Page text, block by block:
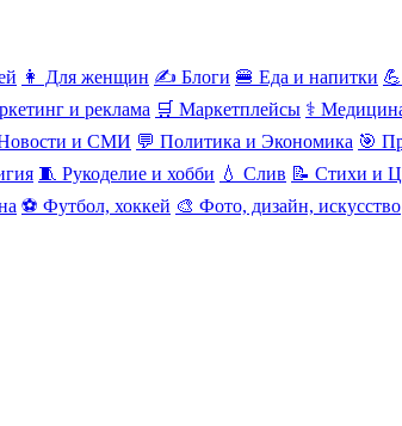
👩 Для женщин ✍️ Блоги 🍔 Еда и напитки
и реклама 🛒 Маркетплейсы ⚕️
и СМИ 💬 Политика и Экономика 🎯
🧵 Рукоделие и хобби 💧 Слив 📝 Стихи и
⚽ Футбол, хоккей 🎨 Фото, дизайн, искусство